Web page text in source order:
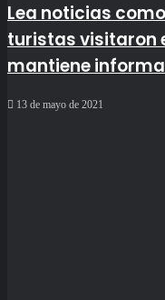
Lea noticias
turistas visitaron
mantiene
13 de mayo de 2021